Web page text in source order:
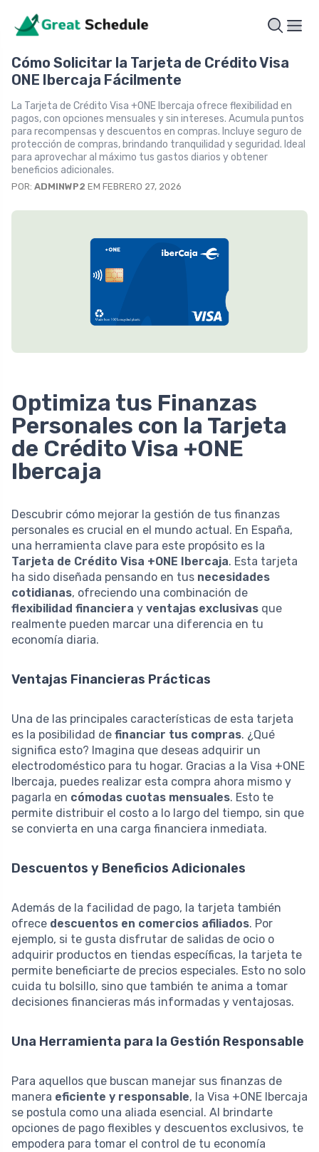
Cómo Solicitar la Tarjeta de Crédito Visa
ONE Ibercaja Fácilmente
La Tarjeta de Crédito Visa +ONE Ibercaja ofrece flexibilidad en
pagos, con opciones mensuales y sin intereses. Acumula puntos
para recompensas y descuentos en compras. Incluye seguro de
protección de compras, brindando tranquilidad y seguridad. Ideal
para aprovechar al máximo tus gastos diarios y obtener
beneficios adicionales.
POR: ADMINWP2 EM FEBRERO 27, 2026
Optimiza tus Finanzas
Personales con la Tarjeta
de Crédito Visa +ONE
Ibercaja
Descubrir cómo mejorar la gestión de tus finanzas
personales es crucial en el mundo actual. En España,
una herramienta clave para este propósito es la
Tarjeta de Crédito Visa +ONE Ibercaja. Esta tarjeta
ha sido diseñada pensando en tus necesidades
cotidianas, ofreciendo una combinación de
flexibilidad financiera y ventajas exclusivas que
realmente pueden marcar una diferencia en tu
economía diaria.
Ventajas Financieras Prácticas
Una de las principales características de esta tarjeta
es la posibilidad de financiar tus compras. ¿Qué
significa esto? Imagina que deseas adquirir un
electrodoméstico para tu hogar. Gracias a la Visa +ONE
Ibercaja, puedes realizar esta compra ahora mismo y
pagarla en cómodas cuotas mensuales. Esto te
permite distribuir el costo a lo largo del tiempo, sin que
se convierta en una carga financiera inmediata.
Descuentos y Beneficios Adicionales
Además de la facilidad de pago, la tarjeta también
ofrece descuentos en comercios afiliados. Por
ejemplo, si te gusta disfrutar de salidas de ocio o
adquirir productos en tiendas específicas, la tarjeta te
permite beneficiarte de precios especiales. Esto no solo
cuida tu bolsillo, sino que también te anima a tomar
decisiones financieras más informadas y ventajosas.
Una Herramienta para la Gestión Responsable
Para aquellos que buscan manejar sus finanzas de
manera eficiente y responsable, la Visa +ONE Ibercaja
se postula como una aliada esencial. Al brindarte
opciones de pago flexibles y descuentos exclusivos, te
empodera para tomar el control de tu economía